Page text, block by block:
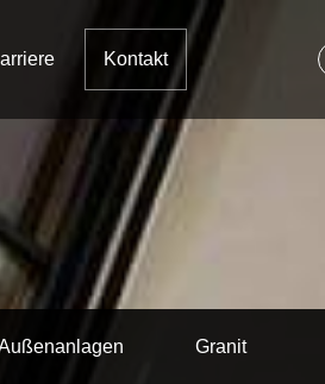
Kontakt
Granit